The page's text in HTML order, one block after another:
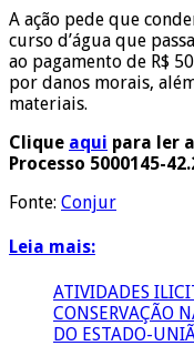
A ação pede que
curso d’água que
ao pagamento de R$
por danos morais,
materiais.
Clique aqui para ler
Processo 5000145-
Fonte: Conjur
Leia mais:
ATIVIDADES
CONSERVAÇÃO
DO ESTADO-